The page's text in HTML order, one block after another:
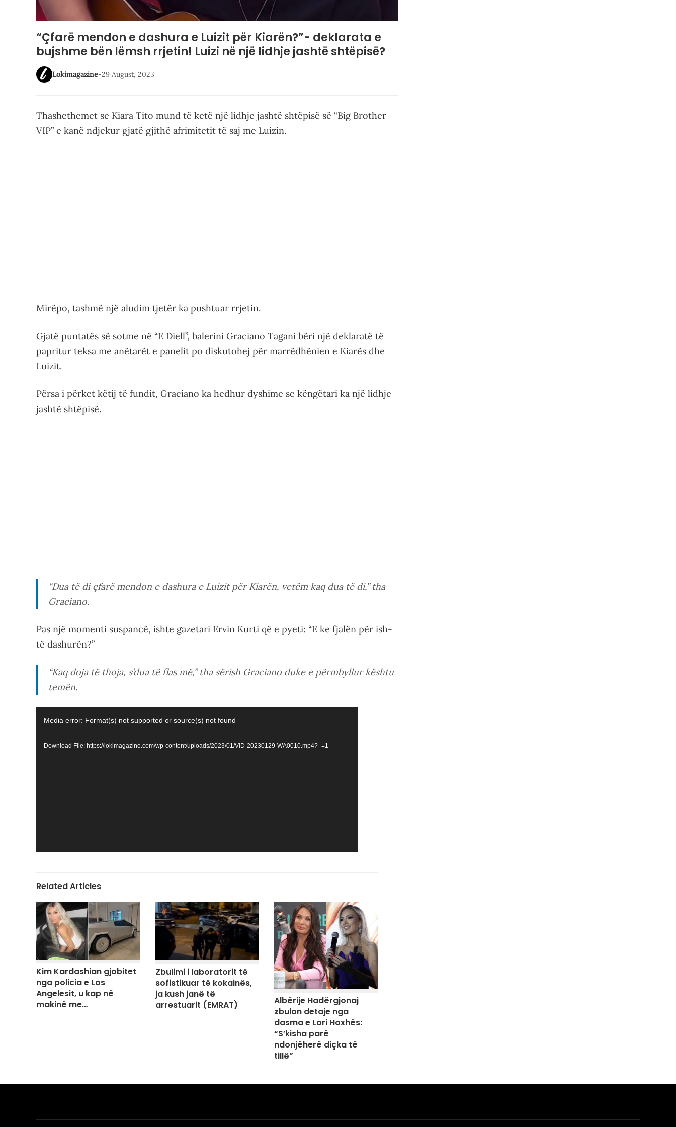
“Çfarë mendon e dashura e Luizit për Kiarën?”- deklarata e
bujshme bën lëmsh rrjetin! Luizi në një lidhje jashtë shtëpisë?
Lokimagazine-29 August, 2023
Thashethemet se Kiara Tito mund të ketë një lidhje jashtë shtëpisë së “Big Brother
VIP” e kanë ndjekur gjatë gjithë afrimitetit të saj me Luizin.
Mirëpo, tashmë një aludim tjetër ka pushtuar rrjetin.
Gjatë puntatës së sotme në “E Diell”, balerini Graciano Tagani bëri një deklaratë të
papritur teksa me anëtarët e panelit po diskutohej për marrëdhënien e Kiarës dhe
Luizit.
Përsa i përket këtij të fundit, Graciano ka hedhur dyshime se këngëtari ka një lidhje
jashtë shtëpisë.
“Dua të di çfarë mendon e dashura e Luizit për Kiarën, vetëm kaq dua të di,” tha
Graciano.
Pas një momenti suspancë, ishte gazetari Ervin Kurti që e pyeti: “E ke fjalën për ish-
të dashurën?”
“Kaq doja të thoja, s’dua të flas më,” tha sërish Graciano duke e përmbyllur kështu
temën.
Media error: Format(s) not supported or source(s) not found
Download File: https://lokimagazine.com/wp-content/uploads/2023/01/VID-20230129-WA0010.mp4?_=1
Related Articles
Kim Kardashian gjobitet
nga policia e Los
Angelesit, u kap në
makinë me…
Zbulimi i laboratorit të
sofistikuar të kokainës,
ja kush janë të
arrestuarit (EMRAT)
Albërije Hadërgjonaj
zbulon detaje nga
dasma e Lori Hoxhës:
“S’kisha parë
ndonjëherë diçka të
tillë”